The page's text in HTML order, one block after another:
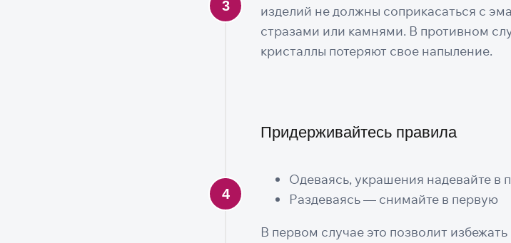
изделий не должны соприкасаться с
стразами или камнями. В противном
кристаллы потеряют свое напыление.
Придерживайтесь правила
Одеваясь, украшения надевайте в
Раздеваясь — снимайте в первую
В первом случае это позволит